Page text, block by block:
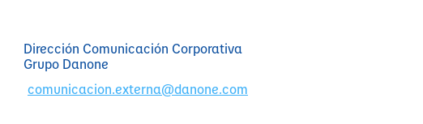
Dirección Comunicación Corporativa
Grupo Danone
comunicacion.externa@danone.com